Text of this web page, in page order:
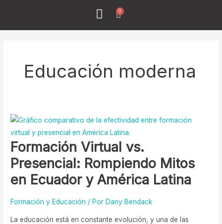
contenido
Menu
0
Cart
Educación moderna
Formación Virtual vs.
Presencial: Rompiendo Mitos
en Ecuador y América Latina
Formación y Educación / Por Dany Bendack
La educación está en constante evolución, y una de las
Formación
Virtual
vs.
Presencial:
Rompiendo
Mitos
Ecuador
y